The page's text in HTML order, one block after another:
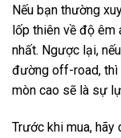
Nếu bạn thường
lốp thiên về độ êm
nhất. Ngược lại,
đường off-road, thì
mòn cao sẽ là sự
Trước khi mua, hãy